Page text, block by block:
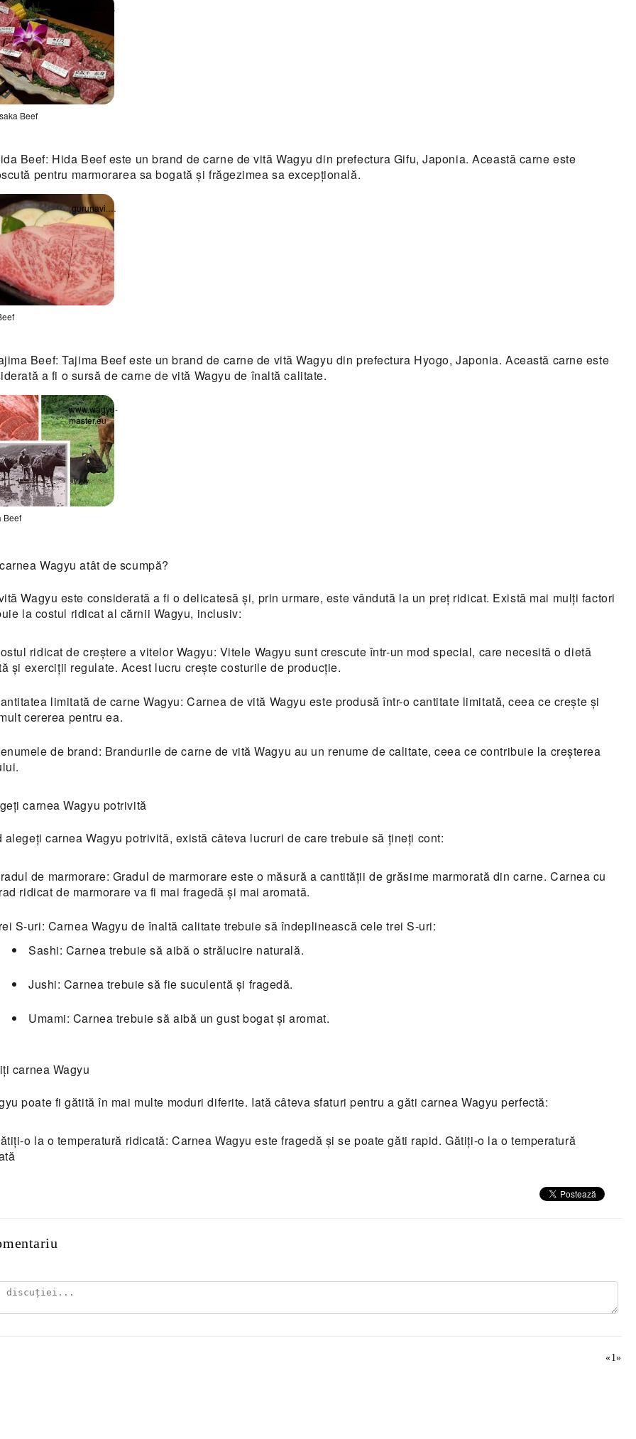
steaksociety.com
Beef
Beef: Hida Beef este un brand de carne de vită Wagyu din prefectura Gifu, Japonia. Această carne este
pentru marmorarea sa bogată și frăgezimea sa excepțională.
gurunavi.com
Beef: Tajima Beef este un brand de carne de vită Wagyu din prefectura Hyogo, Japonia. Această carne este
a fi o sursă de carne de vită Wagyu de înaltă calitate.
www.wagyu-
master.eu
Beef
Wagyu atât de scumpă?
Wagyu este considerată a fi o delicatesă și, prin urmare, este vândută la un preț ridicat. Există mai mulți factori
la costul ridicat al cărnii Wagyu, inclusiv:
ridicat de creștere a vitelor Wagyu: Vitele Wagyu sunt crescute într-un mod special, care necesită o dietă
și exerciții regulate. Acest lucru crește costurile de producție.
limitată de carne Wagyu: Carnea de vită Wagyu este produsă într-o cantitate limitată, ceea ce crește și
cererea pentru ea.
de brand: Brandurile de carne de vită Wagyu au un renume de calitate, ceea ce contribuie la creșterea
carnea Wagyu potrivită
alegeți carnea Wagyu potrivită, există câteva lucruri de care trebuie să țineți cont:
de marmorare: Gradul de marmorare este o măsură a cantității de grăsime marmorată din carne. Carnea cu
ridicat de marmorare va fi mai fragedă și mai aromată.
S-uri: Carnea Wagyu de înaltă calitate trebuie să îndeplinească cele trei S-uri:
Sashi: Carnea trebuie să aibă o strălucire naturală.
Jushi: Carnea trebuie să fie suculentă și fragedă.
Umami: Carnea trebuie să aibă un gust bogat și aromat.
carnea Wagyu
poate fi gătită în mai multe moduri diferite. Iată câteva sfaturi pentru a găti carnea Wagyu perfectă:
o la o temperatură ridicată: Carnea Wagyu este fragedă și se poate găti rapid. Gătiți-o la o temperatură
«1»